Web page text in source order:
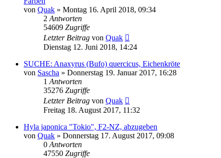
von Quak » Montag 16. April 2018, 09:34
2 Antworten
54609 Zugriffe
Letzter Beitrag von Quak
Dienstag 12. Juni 2018, 14:24
SUCHE: Anaxyrus (Bufo) quercicus, Eichenkröte
von Sascha » Donnerstag 19. Januar 2017, 16:28
1 Antworten
35276 Zugriffe
Letzter Beitrag von Quak
Freitag 18. August 2017, 11:32
Hyla japonica "Tokio", F2-NZ, abzugeben
von Quak » Donnerstag 17. August 2017, 09:08
0 Antworten
47550 Zugriffe